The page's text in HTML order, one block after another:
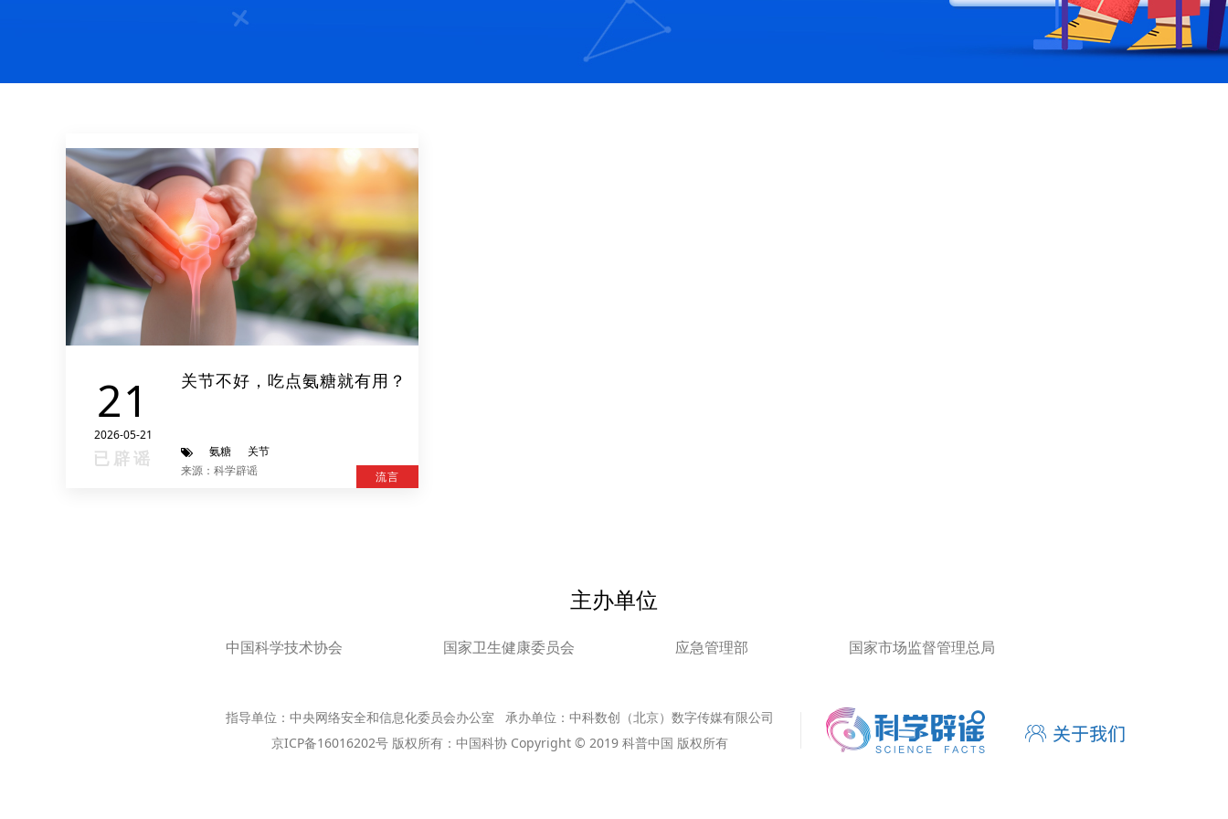
21
2026-05-21
已辟谣
关节不好，吃点氨糖就有用？
氨糖
关节
来源：科学辟谣
流言
主办单位
中国科学技术协会 国家卫生健康委员会 应急管理部 国家市场监督管理总局
指导单位：中央网络安全和信息化委员会办公室 承办单位：中科数创（北京）数字传媒有限公司
京ICP备16016202号 版权所有：中国科协 Copyright © 2019 科普中国 版权所有